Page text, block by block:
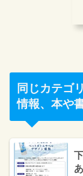
同じカテゴ
情報、本や